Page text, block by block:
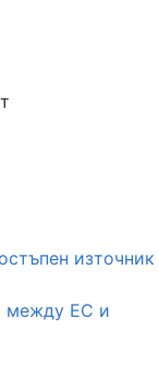
източник
между ЕС и